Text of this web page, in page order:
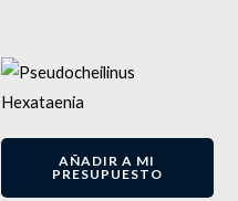
AÑADIR A MI
PRESUPUESTO